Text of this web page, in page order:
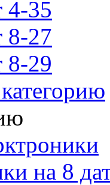
4-35
8-27
8-29
на 8